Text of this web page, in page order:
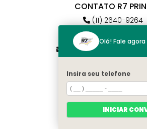
CONTATO R7
(11) 2640-9264
(11) 98784-6664
MENU
Home
Quem somos
Contato
Olá! Fale
Insira seu telefone
INICIAR